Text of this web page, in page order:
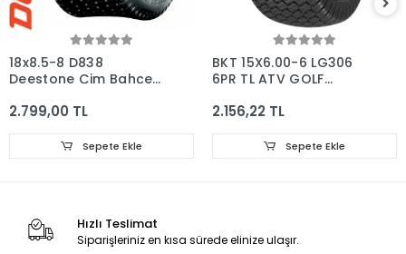
18x8.5-8 D838
Deestone Çim Bahçe
2.799,00 TL
Sepete Ekle
BKT 15X6.00-6 LG306
6PR TL ATV GOLF
LASTİĞİ
2.156,22 TL
Sepete Ekle
Hızlı Teslimat
Siparişleriniz en kısa sürede elinize ulaşır.